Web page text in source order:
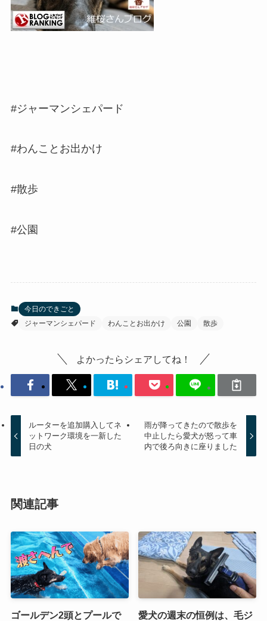
#ジャーマンシェパード
#わんことお出かけ
#散歩
#公園
今日のできごと
ジャーマンシェパード
わんことお出かけ 公園 散歩
よかったらシェアしてね！
ルーターを追加購入してネ
ットワーク環境を一新した
日の犬
雨が降ってきたので散歩を
中止したら愛犬が怒って車
内で後ろ向きに座りました
関連記事
ゴールデン2頭とプールで
愛犬の週末の恒例は、毛ジ